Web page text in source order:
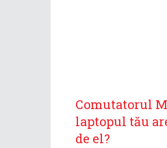
Comutatorul
laptopul tău
de el?